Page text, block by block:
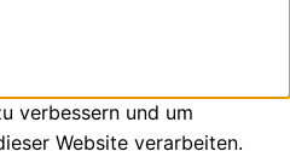
verbessern und um
Website verarbeiten.